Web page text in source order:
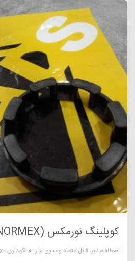
کوپلینگ نورمکس (NORMEX) با بهترین کیفیت
کوپلینگ‌های normex– انعطاف‌پذیر، قابل‌اعتماد و بدون نیاز به نگهداری